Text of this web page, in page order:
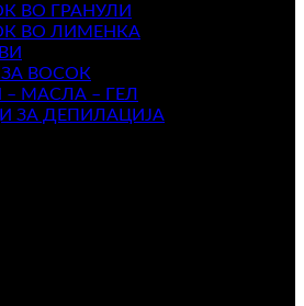
ВО ГРАНУЛИ
ВО ЛИМЕНКА
ВОСОК
МАСЛА – ГЕЛ
ЗА ДЕПИЛАЦИЈА